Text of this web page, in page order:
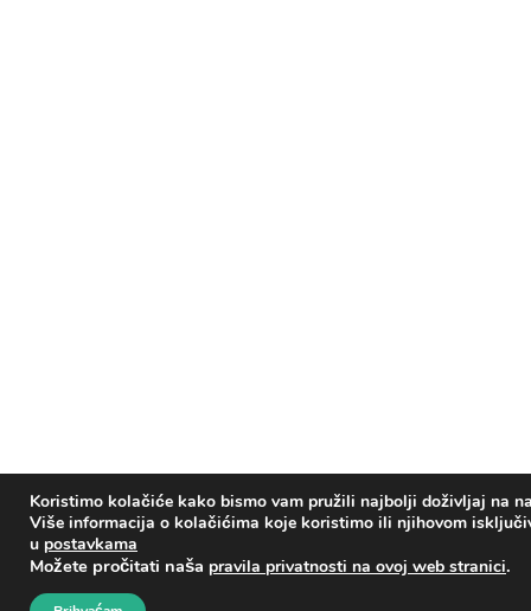
Koristimo kolačiće kako bismo vam pružili najbolji doživljaj na
Više informacija o kolačićima koje koristimo ili njihovom
u postavkama
Možete pročitati naša pravila privatnosti na ovoj web stranici.